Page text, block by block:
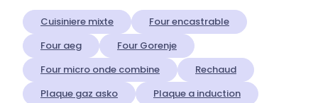
Cuisiniere mixte
Four encastrable
Four aeg
Four Gorenje
Four micro onde combine
Rechaud
Plaque gaz asko
Plaque a induction